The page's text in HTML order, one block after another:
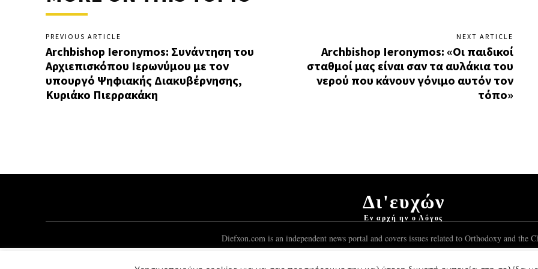
PREVIOUS ARTICLE
Archbishop Ieronymos: Συνάντηση του
Αρχιεπισκόπου Ιερωνύμου με τον
υπουργό Ψηφιακής Διακυβέρνησης,
Κυριάκο Πιερρακάκη
NEXT ARTICLE
Archbishop Ieronymos: «Οι παιδικοί
σταθμοί μας είναι σαν τα αυλάκια του
νερού που κάνουν γόνιμο αυτόν τον
τόπο»
Δι'ευχών
Εν αρχή ην ο Λόγος
Diefxon.com is an independent news portal and covers issues related to Orthodoxy and the